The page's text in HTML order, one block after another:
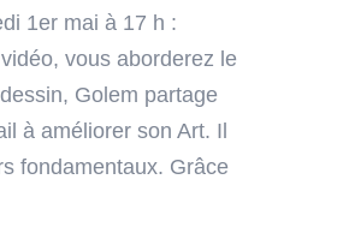
1er mai à 17 h :
vous aborderez le
Golem partage
à améliorer son Art. Il
fondamentaux. Grâce